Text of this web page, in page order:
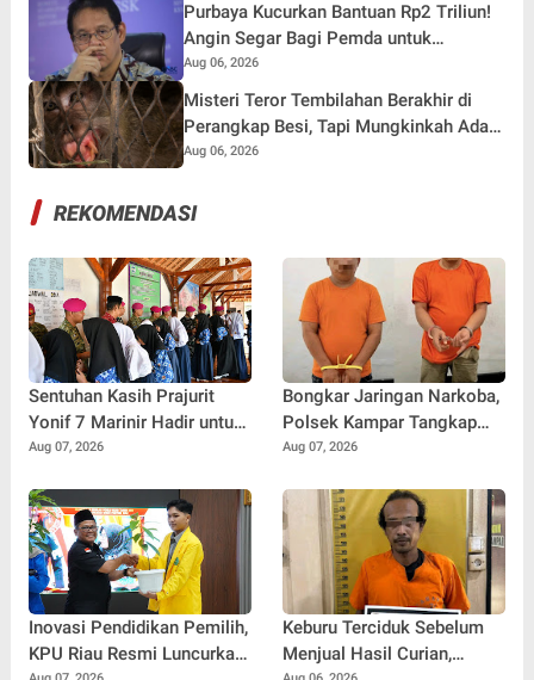
Purbaya Kucurkan Bantuan Rp2 Triliun!
Angin Segar Bagi Pemda untuk
Tuntaskan Tunggakan Gaji Pegawai
Aug 06, 2026
Misteri Teror Tembilahan Berakhir di
Perangkap Besi, Tapi Mungkinkah Ada
Pemangsa Lain yang Masih Mengintai ?
Aug 06, 2026
REKOMENDASI
Sentuhan Kasih Prajurit
Yonif 7 Marinir Hadir untuk
Anak-anak Yatim Ponpes
Aug 07, 2026
Bongkar Jaringan Narkoba,
Polsek Kampar Tangkap
Dua Pengedar serta
Aug 07, 2026
Inovasi Pendidikan Pemilih,
KPU Riau Resmi Luncurkan
Keburu Terciduk Sebelum
Menjual Hasil Curian,